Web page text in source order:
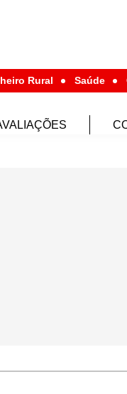
Rural Saúde